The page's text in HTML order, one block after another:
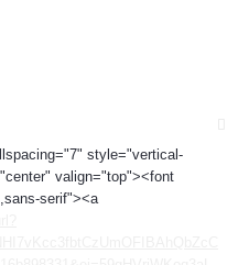
style="vertical-
valign="top"><font
serif"><a